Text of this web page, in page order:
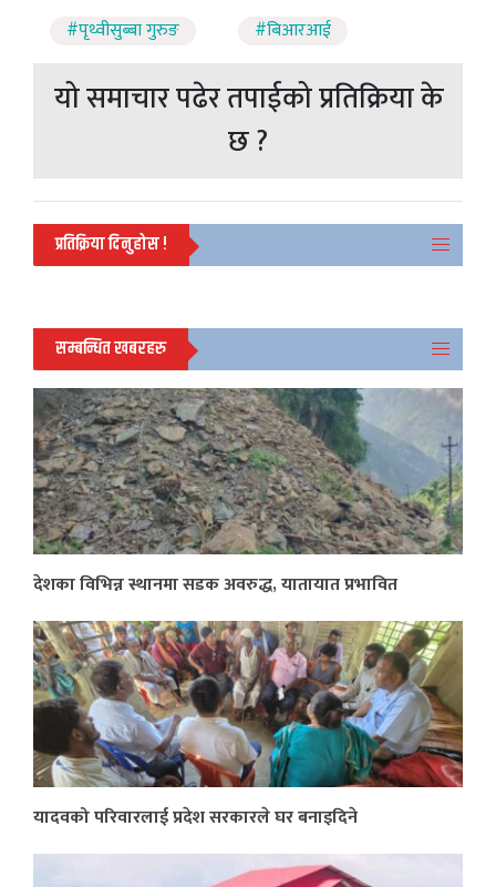
#पृथ्वीसुब्बा गुरुङ #बिआरआई
यो समाचार पढेर तपाईको प्रतिक्रिया के
छ ?
प्रतिक्रिया दिनुहोस !
सम्बन्धित खबरहरु
देशका विभिन्न स्थानमा सडक अवरुद्ध, यातायात प्रभावित
यादवको परिवारलाई प्रदेश सरकारले घर बनाइदिने